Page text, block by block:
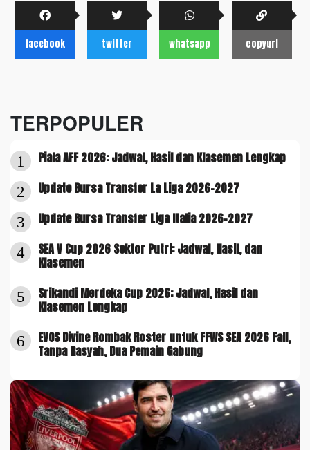
facebook twitter whatsapp copyurl
TERPOPULER
1 Piala AFF 2026: Jadwal, Hasil dan Klasemen Lengkap
2 Update Bursa Transfer La Liga 2026-2027
3 Update Bursa Transfer Liga Italia 2026-2027
4
SEA V Cup 2026 Sektor Putri: Jadwal, Hasil, dan
Klasemen
5
Srikandi Merdeka Cup 2026: Jadwal, Hasil dan
Klasemen Lengkap
6
EVOS Divine Rombak Roster untuk FFWS SEA 2026 Fall,
Tanpa Rasyah, Dua Pemain Gabung